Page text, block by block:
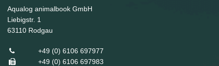
Aqualog animalbook GmbH
Liebigstr. 1
63110 Rodgau
+49 (0) 6106 697977
+49 (0) 6106 697983